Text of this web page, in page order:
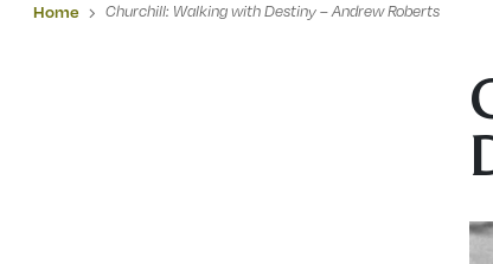
Home Churchill: Walking with Destiny – Andrew Roberts